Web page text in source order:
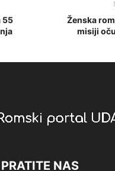
55
Ženska
misiji
PRATITE NAS